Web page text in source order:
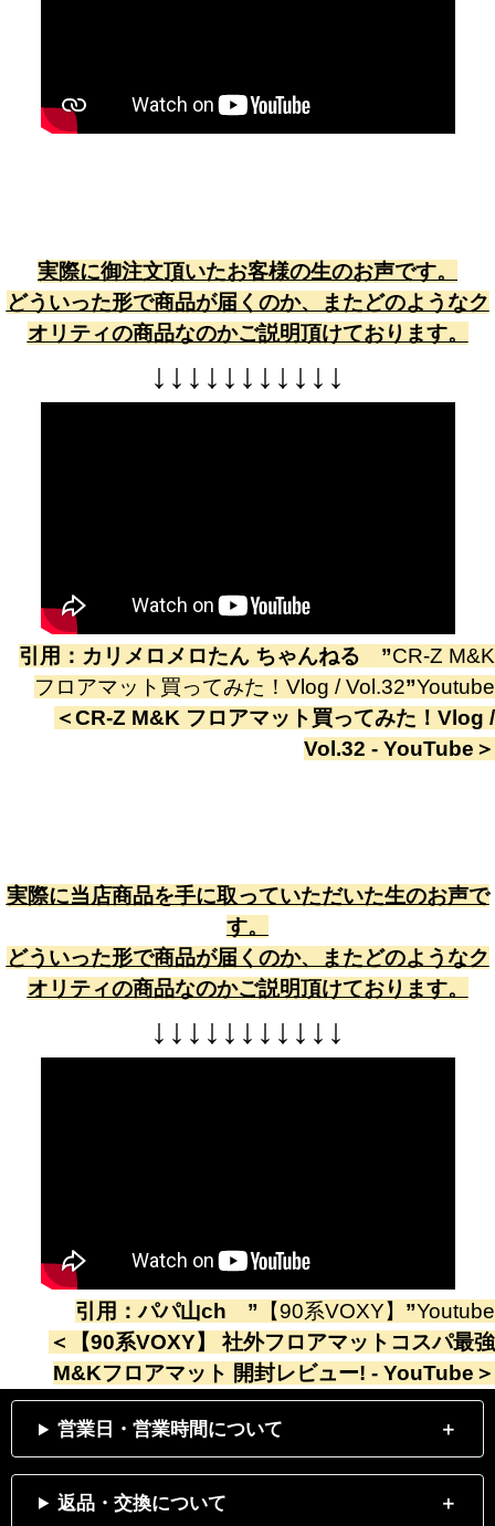
実際に御注文頂いたお客様の生のお声です。
どういった形で商品が届くのか、またどのようなク
オリティの商品なのかご説明頂けております。
↓ ↓ ↓ ↓ ↓ ↓ ↓ ↓ ↓ ↓ ↓
引用： カリメロメロたん ちゃんねる ”CR-Z M&K
フロアマット買ってみた！Vlog / Vol.32”Youtube
＜CR-Z M&K フロアマット買ってみた！Vlog /
Vol.32 - YouTube ＞
実際に当店商品を手に取っていただいた生のお声で
す。
どういった形で商品が届くのか、またどのようなク
オリティの商品なのかご説明頂けております。
↓ ↓ ↓ ↓ ↓ ↓ ↓ ↓ ↓ ↓ ↓
引用：パパ山ch ” 【90系VOXY】 ”Youtube
＜
【90系VOXY】 社外フロアマットコスパ最強
M&Kフロアマット 開封レビュー! - YouTube ＞
営業日・営業時間について
返品・交換について